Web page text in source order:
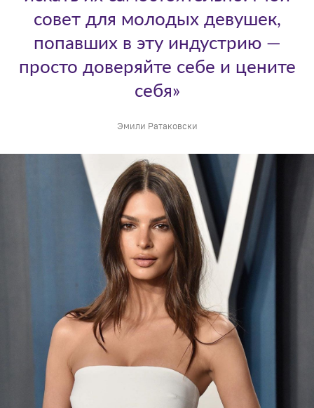
Эмили Ратаковски
совет для молодых девушек,
попавших в эту индустрию —
просто доверяйте себе и цените
себя»